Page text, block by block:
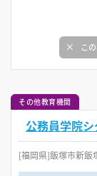
こ
その他教育機関
公務員学院
[福岡県]飯塚市新飯